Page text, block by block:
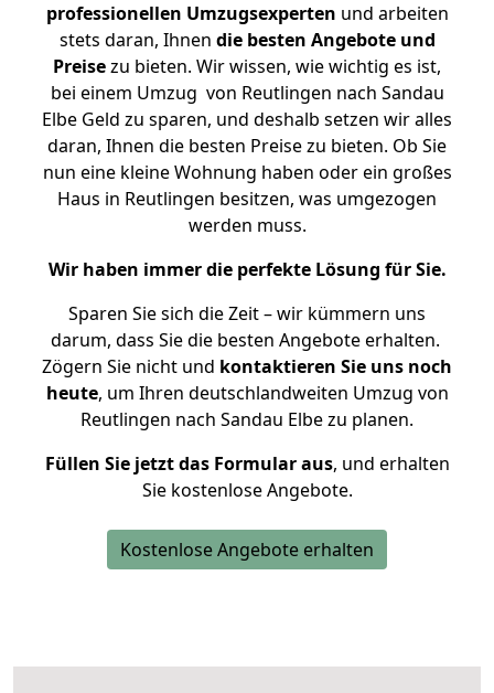
professionellen Umzugsexperten und arbeiten
stets daran, Ihnen die besten Angebote und
Preisezu bieten. Wir wissen, wie wichtig es ist,
bei einem Umzug von Reutlingen nach Sandau
Elbe Geld zu sparen, und deshalb setzen wir alles
daran, Ihnen die besten Preise zu bieten. Ob Sie
nun eine kleine Wohnung haben oder ein großes
Haus in Reutlingen besitzen, was umgezogen
werden muss.
Wir haben immer die perfekte Lösung für Sie.
Sparen Sie sich die Zeit – wir kümmern uns
darum, dass Sie die besten Angebote erhalten.
Zögern Sie nicht und kontaktieren Sie uns noch
heute, um Ihren deutschlandweiten Umzug von
Reutlingen nach Sandau Elbe zu planen.
Füllen Sie jetzt das Formular aus, und erhalten
Sie kostenlose Angebote.
Kostenlose Angebote erhalten